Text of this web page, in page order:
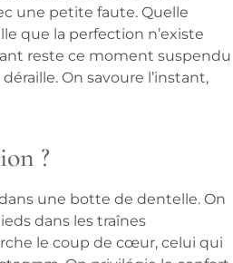
une petite faute. Quelle
que la perfection n’existe
reste ce moment suspendu
On savoure l’instant,
?
une botte de dentelle. On
dans les traînes
le coup de cœur, celui qui